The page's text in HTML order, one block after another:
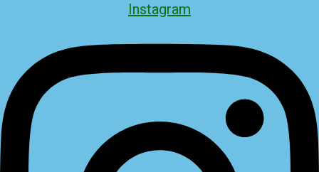
Instagram